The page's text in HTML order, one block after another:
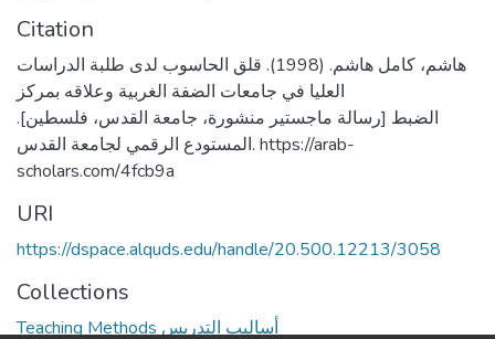
Citation
هاشم، كامل هاشم. (1998). قلق الحاسوب لدى طلبة الدراسات
العليا في جامعات الضفة الغربية وعلاقه بمركز
الضبط [رسالة ماجستير منشورة، جامعة القدس، فلسطين].
المستودع الرقمي لجامعة القدس. https://arab-
scholars.com/4fcb9a
URI
https://dspace.alquds.edu/handle/20.500.12213/3058
Collections
Teaching Methods أساليب التدريس